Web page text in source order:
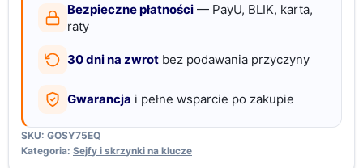
domu
Bezpieczne płatności — PayU, BLIK, karta,
raty
30 dni na zwrot bez podawania przyczyny
Gwarancja i pełne wsparcie po zakupie
SKU: GOSY75EQ
Kategoria: Sejfy i skrzynki na klucze